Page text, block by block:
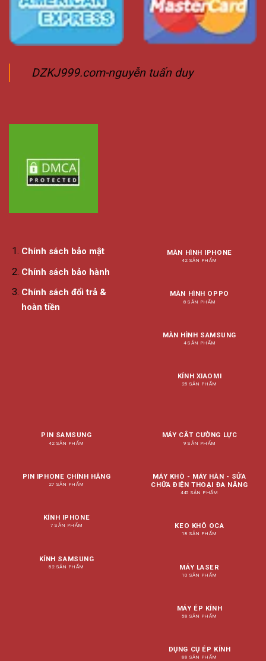
DZKJ999.com-nguyễn tuấn duy
Chính sách bảo mật
Chính sách bảo hành
Chính sách đổi trả &
hoàn tiền
MÀN HÌNH IPHONE
42 SẢN PHẨM
MÀN HÌNH OPPO
8 SẢN PHẨM
MÀN HÌNH SAMSUNG
4 SẢN PHẨM
KÍNH XIAOMI
25 SẢN PHẨM
PIN SAMSUNG
42 SẢN PHẨM
PIN IPHONE CHÍNH HÃNG
27 SẢN PHẨM
KÍNH IPHONE
7 SẢN PHẨM
KÍNH SAMSUNG
82 SẢN PHẨM
MÁY CẮT CƯỜNG LỰC
9 SẢN PHẨM
MÁY KHÒ - MÁY HÀN - SỬA
CHỮA ĐIỆN THOẠI ĐA NĂNG
445 SẢN PHẨM
KEO KHÔ OCA
18 SẢN PHẨM
MÁY LASER
10 SẢN PHẨM
MÁY ÉP KÍNH
58 SẢN PHẨM
DỤNG CỤ ÉP KÍNH
88 SẢN PHẨM